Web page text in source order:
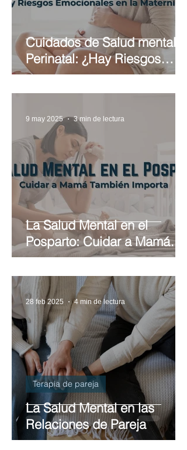
Cuidados de Salud mental
Perinatal: ¿Hay Riesgos
Emocionales en la
Maternidad?
La Salud Mental en el
Posparto: Cuidar a Mamá
También Importa
9 may 2025 3 min de lectura
La Salud Mental en las
Relaciones de Pareja
Terapia de pareja
28 feb 2025 4 min de lectura